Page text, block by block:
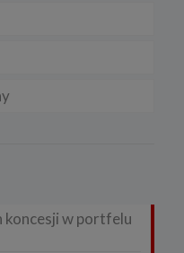
koncesji w portfelu